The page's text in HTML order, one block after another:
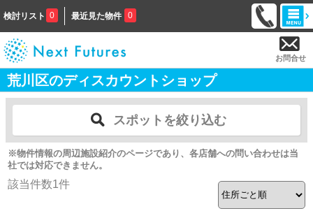
検討リスト 0 最近見た物件 0
お問合せ
荒川区のディスカウントショップ
スポットを絞り込む
※物件情報の周辺施設紹介のページであり、各店舗への問い合わせは当
社では対応できません。
該当件数1件